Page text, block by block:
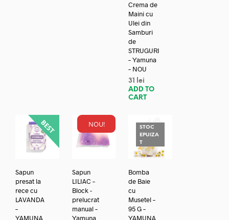
Crema de
Maini cu
Ulei din
Samburi
de
STRUGURI
– Yamuna
– NOU
31
lei
ADD TO
CART
Sapun
presat la
rece cu
LAVANDA
–
YAMUNA
NOU!
Sapun
LILIAC –
Block -
prelucrat
manual –
Yamuna
STOC
EPUIZA
T
Bomba
de Baie
cu
Musetel –
95 G –
YAMUNA